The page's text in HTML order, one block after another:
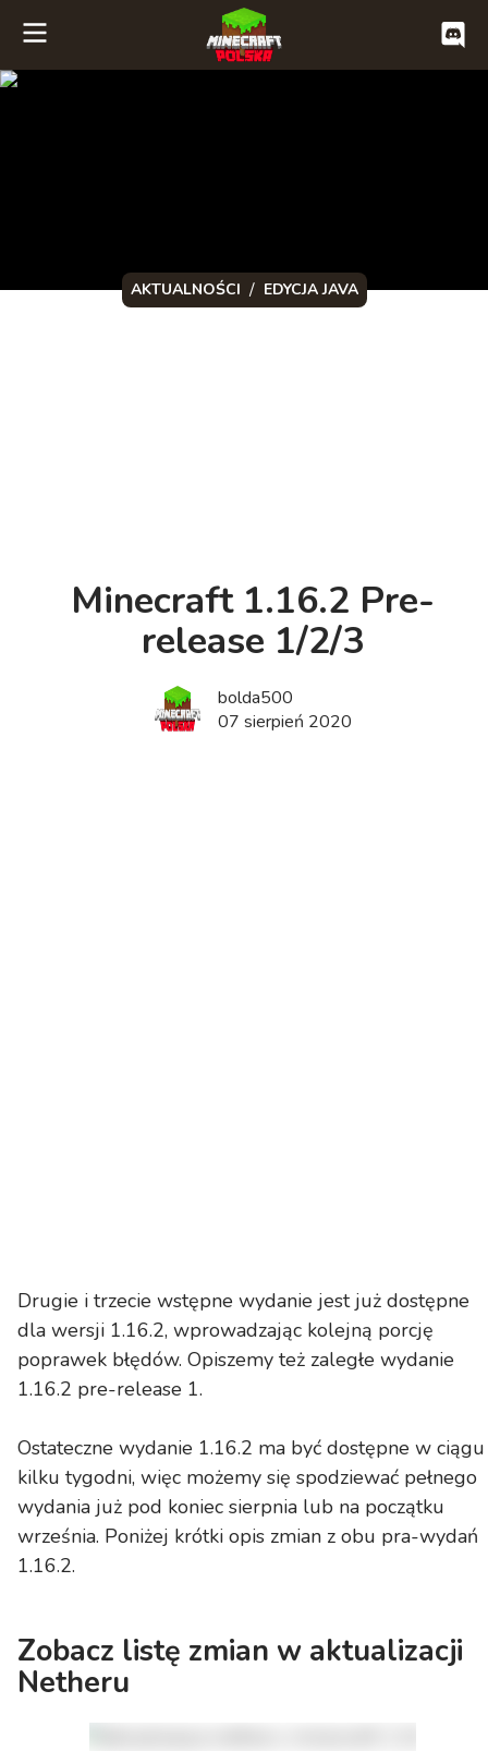
AKTUALNOŚCI / EDYCJA JAVA
Minecraft 1.16.2 Pre-
release 1/2/3
bolda500
07 sierpień 2020
Drugie i trzecie wstępne wydanie jest już dostępne
dla wersji 1.16.2, wprowadzając kolejną porcję
poprawek błędów. Opiszemy też zaległe wydanie
1.16.2 pre-release 1.
Ostateczne wydanie 1.16.2 ma być dostępne w ciągu
kilku tygodni, więc możemy się spodziewać pełnego
wydania już pod koniec sierpnia lub na początku
września. Poniżej krótki opis zmian z obu pra-wydań
1.16.2.
Zobacz listę zmian w aktualizacji
Netheru